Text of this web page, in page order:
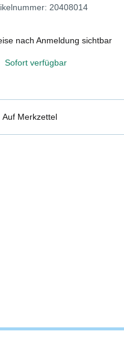
20408014
nach Anmeldung sichtbar
Sofort verfügbar
Auf Merkzettel